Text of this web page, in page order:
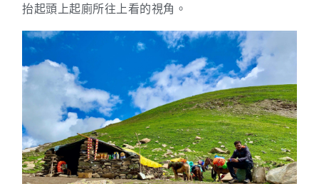
抬起頭上起廁所往上看的視角。